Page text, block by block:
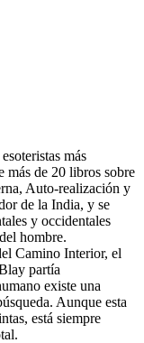
más
más de 20 libros sobre
Auto-realización y
de la India, y se
y occidentales
hombre.
Camino Interior, el
partía
existe una
Aunque esta
está siempre